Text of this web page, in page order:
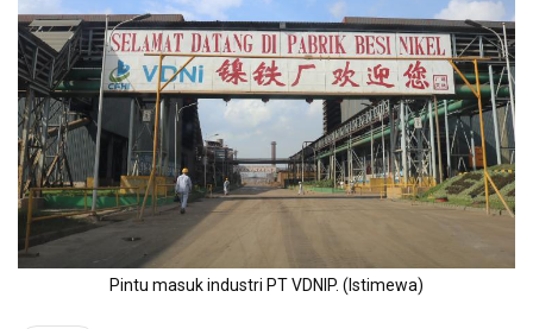
Pintu masuk industri PT VDNIP. (Istimewa)